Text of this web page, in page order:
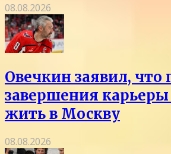
08.08.2026
Овечкин заявил, что
завершения карьеры
жить в Москву
08.08.2026